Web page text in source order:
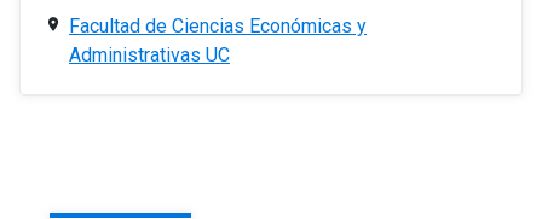
Facultad de Ciencias Económicas y
Administrativas UC